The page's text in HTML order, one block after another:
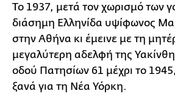
Το 1937, μετά τον χωρισμό των
διάσημη Ελληνίδα υψίφωνος
στην Αθήνα κι έμεινε με τη
μεγαλύτερη αδελφή της Υακίνθη
οδού Πατησίων 61 μέχρι το
ξανά για τη Νέα Υόρκη.